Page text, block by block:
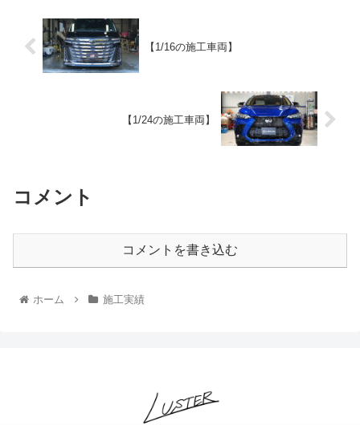
【1/16の施工車両】
【1/24の施工車両】
コメント
コメントを書き込む
ホーム 施工実績